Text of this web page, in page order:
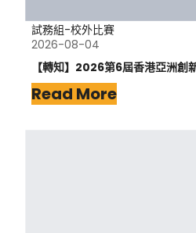
試務組-校外比賽
2026-08-04
【轉知】2026第6屆香港亞洲創
Read More